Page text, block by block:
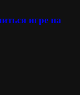
игре на